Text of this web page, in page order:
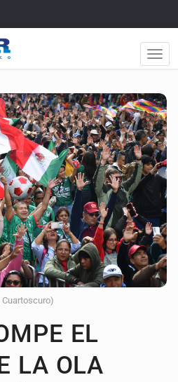
Cuartoscuro)
EL
LA OLA